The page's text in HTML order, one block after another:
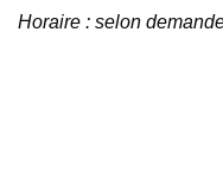
Horaire : selon